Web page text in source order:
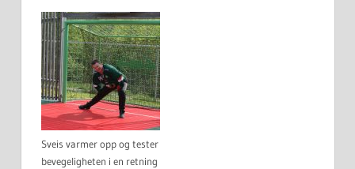
Sveis varmer opp og tester
bevegeligheten i en retning